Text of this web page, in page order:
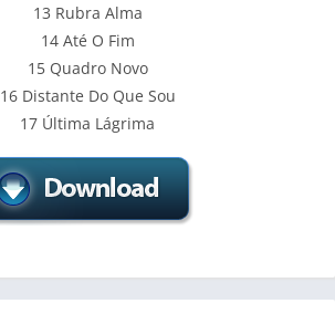
13 Rubra Alma
14 Até O Fim
15 Quadro Novo
16 Distante Do Que Sou
17 Última Lágrima